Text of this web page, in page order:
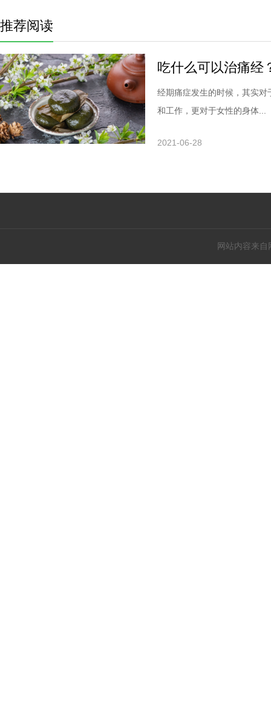
推荐阅读
吃什么可以治痛经
经期痛症发生的时候，其实
和工作，更对于女性的身体...
2021-06-28
网站内容来